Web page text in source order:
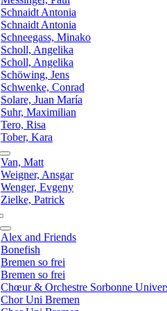
Schnaidt Antonia
Schnaidt Antonia
Schneegass, Minako
Scholl, Angelika
Scholl, Angelika
Schöwing, Jens
Schwenke, Conrad
Solare, Juan María
Suhr, Maximilian
Tero, Risa
Tober, Kara
Van, Matt
Weigner, Ansgar
Wenger, Evgeny
Zielke, Patrick
Alex and Friends
Bonefish
Bremen so frei
Bremen so frei
Chœur & Orchestre Sorbonne
Chor Uni Bremen